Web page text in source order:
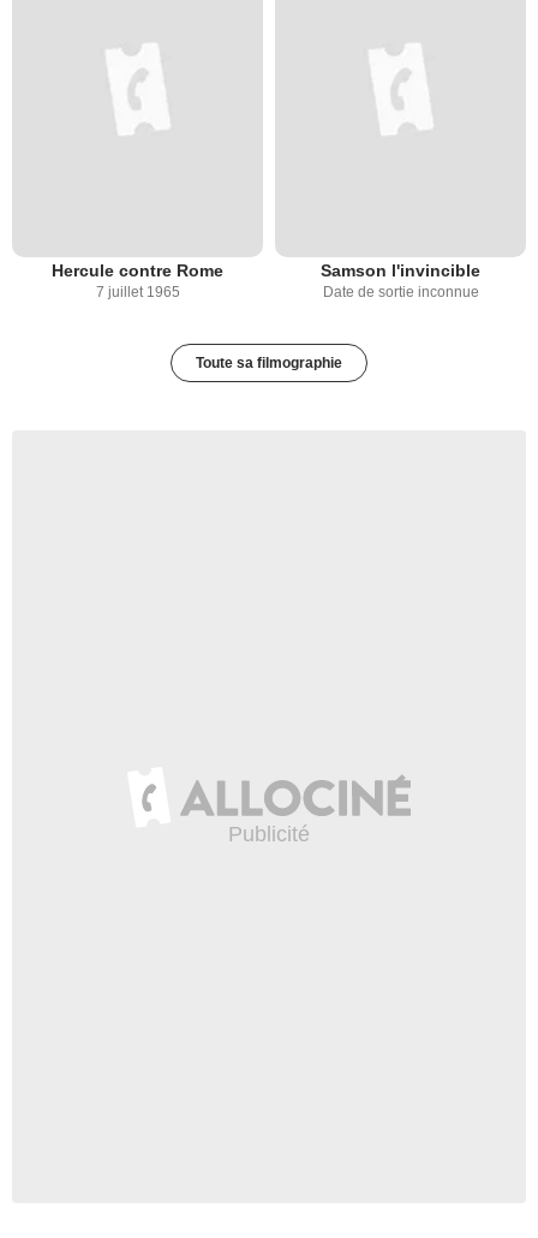
Hercule contre Rome
7 juillet 1965
Samson l'invincible
Date de sortie inconnue
Toute sa filmographie